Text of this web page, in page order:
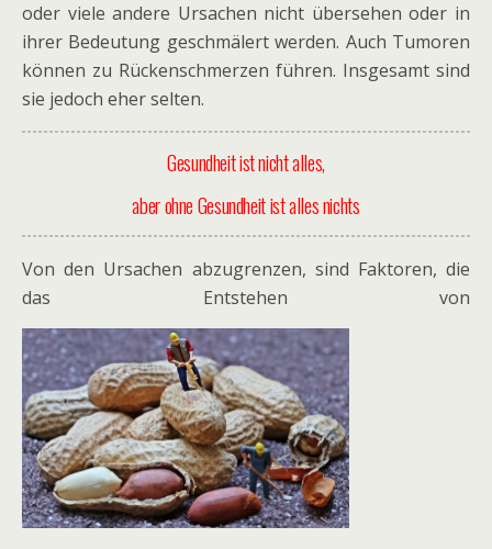
oder viele andere Ursachen nicht übersehen oder in
ihrer Bedeutung geschmälert werden. Auch Tumoren
können zu Rückenschmerzen führen. Insgesamt sind
sie jedoch eher selten.
Gesundheit ist nicht alles,
aber ohne Gesundheit ist alles nichts
Von den Ursachen abzugrenzen, sind Faktoren, die
das Entstehen von